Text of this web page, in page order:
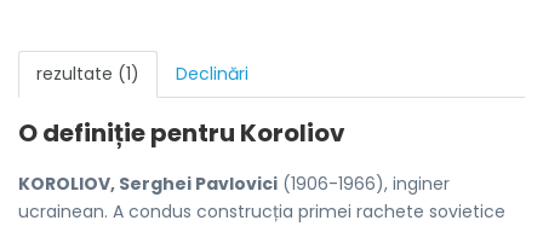
rezultate (1) Declinări
O definiție pentru Koroliov
KOROLIOV, Serghei Pavlovici (1906-1966), inginer
ucrainean. A condus construcția primei rachete sovietice